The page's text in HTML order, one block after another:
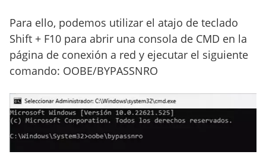
Para ello, podemos utilizar el atajo de teclado
Shift + F10 para abrir una consola de CMD en la
página de conexión a red y ejecutar el siguiente
comando: OOBE/BYPASSNRO